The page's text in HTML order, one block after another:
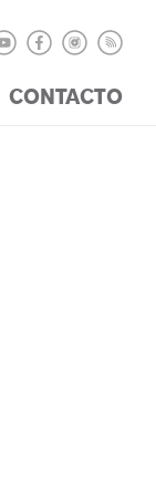
CONTACTO